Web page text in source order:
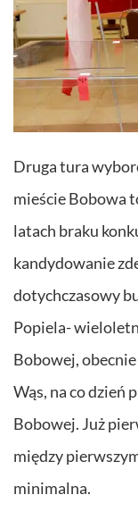
Druga tura
mieście Bobowa
latach braku
kandydowanie
dotychczasowy
Popiela-
Bobowej,
Wąs, na co dzień
Bobowej. Już
między
minimalna.